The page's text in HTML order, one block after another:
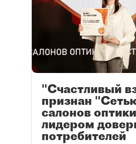
"Счастливый
признан
салонов
лидером
потребителей